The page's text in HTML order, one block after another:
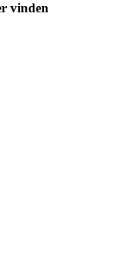
vinden